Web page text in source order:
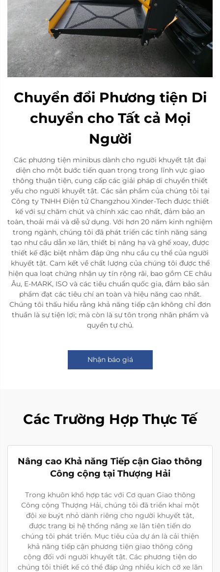
Chuyển đổi Phương tiện Di
chuyển cho Tất cả Mọi
Người
Các phương tiện minibus dành cho người khuyết tật đại
diện cho một bước tiến quan trọng trong lĩnh vực giao
thông thuận tiện, cung cấp các giải pháp di chuyển thiết
yếu cho người khuyết tật. Các sản phẩm của chúng tôi tại
Công ty TNHH Điện tử Changzhou Xinder-Tech được thiết
kế với sự chăm chút và chính xác cao nhất, đảm bảo an
toàn, thoải mái và dễ sử dụng. Với hơn 20 năm kinh nghiệm
trong ngành, chúng tôi đã phát triển các tính năng sáng
tạo như cầu dẫn xe lăn, thiết bị nâng hạ và ghế xoay, được
thiết kế đặc biệt nhằm đáp ứng nhu cầu cụ thể của người
khuyết tật. Cam kết về chất lượng của chúng tôi được thể
hiện qua loạt chứng nhận uy tín rộng rãi, bao gồm CE châu
Âu, E-MARK, ISO và các tiêu chuẩn quốc gia, đảm bảo sản
phẩm đạt các tiêu chí an toàn và hiệu năng cao nhất.
Chúng tôi thấu hiểu rằng khả năng tiếp cận không chỉ đơn
thuần là sự tiện lợi; mà còn là sự tôn trọng nhân phẩm và
quyền tự chủ.
Nhận báo giá
Các Trường Hợp Thực Tế
Nâng cao Khả năng Tiếp cận Giao thông
Công cộng tại Thượng Hải
Trong khuôn khổ hợp tác với Cơ quan Giao thông
Công cộng Thượng Hải, chúng tôi đã triển khai một
đội xe buýt nhỏ dành riêng cho người khuyết tật,
được trang bị hệ thống nâng xe lăn tiên tiến do
chúng tôi phát triển. Mục tiêu của dự án là cải thiện
khả năng tiếp cận phương tiện giao thông công
cộng đối với người khuyết tật. Các phương tiện do
chúng tôi thiết kế có thể đáp ứng nhiều kích cỡ xe lăn